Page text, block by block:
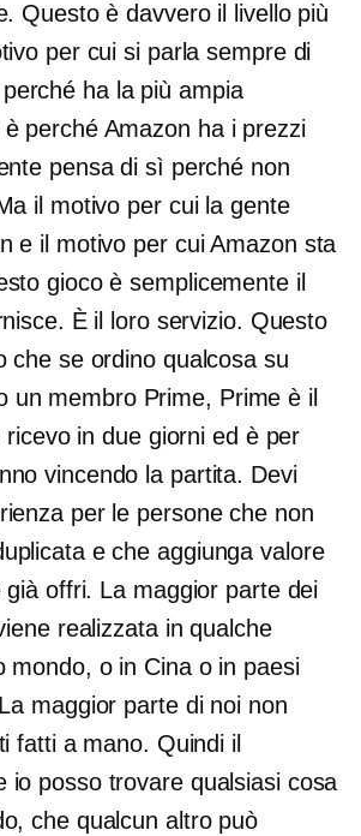
Questo è davvero il livello più
per cui si parla sempre di
ha la più ampia
perché Amazon ha i prezzi
pensa di sì perché non
il motivo per cui la gente
e il motivo per cui Amazon sta
gioco è semplicemente il
È il loro servizio. Questo
che se ordino qualcosa su
un membro Prime, Prime è il
ricevo in due giorni ed è per
vincendo la partita. Devi
per le persone che non
e che aggiunga valore
offri. La maggior parte dei
realizzata in qualche
mondo, o in Cina o in paesi
maggior parte di noi non
fatti a mano. Quindi il
io posso trovare qualsiasi cosa
che qualcun altro può